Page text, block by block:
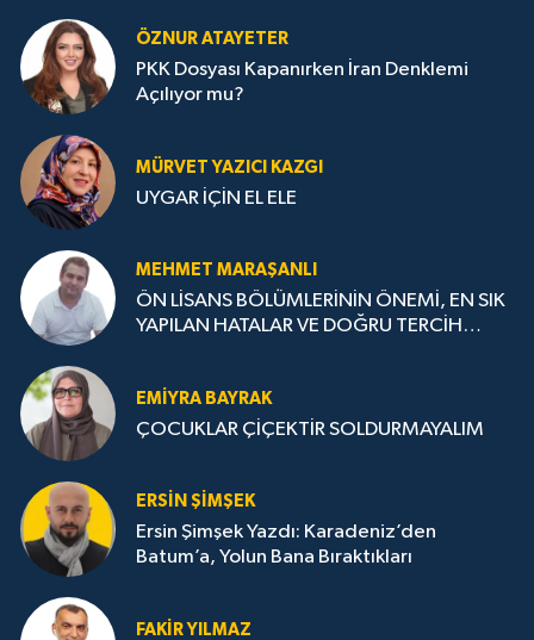
ÖZNUR ATAYETER
PKK Dosyası Kapanırken İran Denklemi
Açılıyor mu?
MÜRVET YAZICI KAZGI
UYGAR İÇİN EL ELE
MEHMET MARAŞANLI
ÖN LİSANS BÖLÜMLERİNİN ÖNEMİ, EN SIK
YAPILAN HATALAR VE DOĞRU TERCİH
EMIYRA BAYRAK
ÇOCUKLAR ÇİÇEKTİR SOLDURMAYALIM
ERSIN ŞIMŞEK
Ersin Şimşek Yazdı: Karadeniz’den
Batum’a, Yolun Bana Bıraktıkları
FAKIR YILMAZ